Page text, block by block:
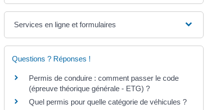
Services en ligne et formulaires
Questions ? Réponses !
Permis de conduire : comment passer le code
(épreuve théorique générale - ETG) ?
Quel permis pour quelle catégorie de véhicules ?